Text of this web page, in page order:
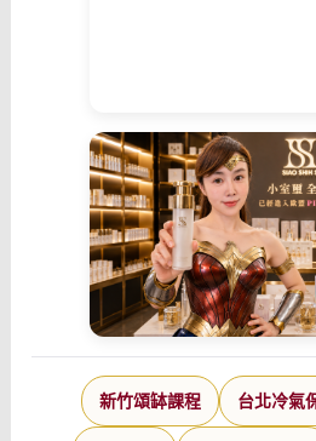
新竹頌缽課程 台北冷氣